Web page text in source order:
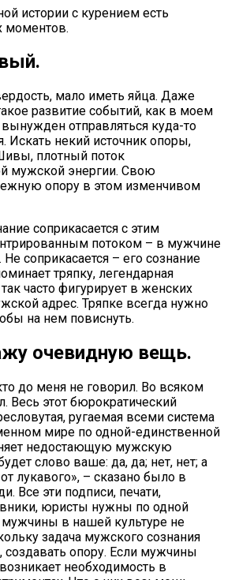
истории с курением есть
моментов.
.
мало иметь яйца. Даже
развитие событий, как в моем
отправляться куда-то
Искать некий источник опоры,
плотный поток
мужской энергии. Свою
опору в этом изменчивом
соприкасается с этим
потоком – в мужчине
Не соприкасается – его сознание
тряпку, легендарная
часто фигурирует в женских
адрес. Тряпке всегда нужно
на нем повиснуть.
очевидную вещь.
до меня не говорил. Во всяком
Весь этот бюрократический
ругаемая всеми система
мире по одной-единственной
недостающую мужскую
слово ваше: да, да; нет, нет; а
лукавого», – сказано было в
Все эти подписи, печати,
юристы нужны по одной
мужчины в нашей культуре не
задача мужского сознания
создавать опору. Если мужчины
необходимость в